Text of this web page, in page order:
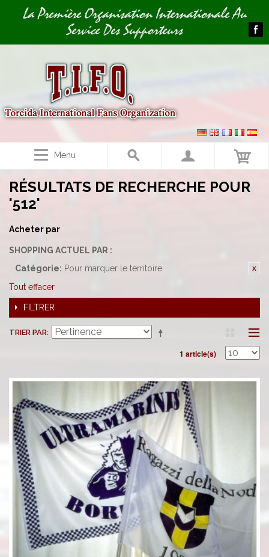
Image 01La Première Organisation Internationale Au
Service Des Supporteurs
Menu
RÉSULTATS DE RECHERCHE POUR
'512'
Acheter par
SHOPPING ACTUEL PAR :
Catégorie: Pour marquer le territoire
Tout effacer
FILTRER
TRIER PAR
1 article(s)